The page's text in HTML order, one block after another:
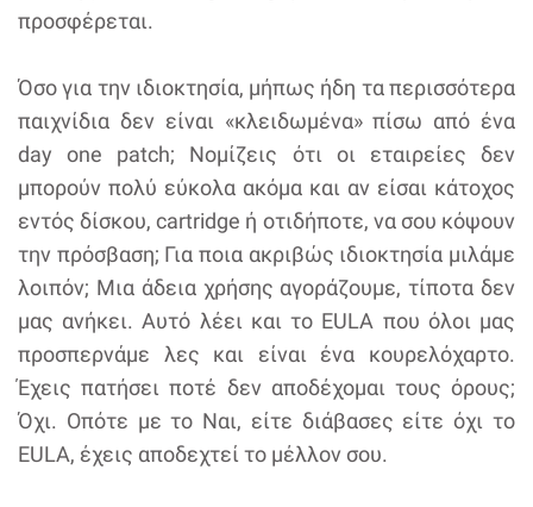
προσφέρεται.
Όσο για την ιδιοκτησία, μήπως ήδη τα περισσότερα
παιχνίδια δεν είναι «κλειδωμένα» πίσω από ένα
day one patch; Νομίζεις ότι οι εταιρείες δεν
μπορούν πολύ εύκολα ακόμα και αν είσαι κάτοχος
εντός δίσκου, cartridge ή οτιδήποτε, να σου κόψουν
την πρόσβαση; Για ποια ακριβώς ιδιοκτησία μιλάμε
λοιπόν; Μια άδεια χρήσης αγοράζουμε, τίποτα δεν
μας ανήκει. Αυτό λέει και το EULA που όλοι μας
προσπερνάμε λες και είναι ένα κουρελόχαρτο.
Έχεις πατήσει ποτέ δεν αποδέχομαι τους όρους;
Όχι. Οπότε με το Ναι, είτε διάβασες είτε όχι το
EULA, έχεις αποδεχτεί το μέλλον σου.